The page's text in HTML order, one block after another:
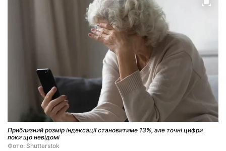
Приблизний розмір індексації становитиме 13%, але точні цифри
поки що невідомі
Фото: Shutterstok